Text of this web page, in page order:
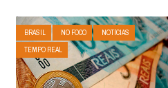
BRASIL NO FOCO
NOTÍCIAS
TEMPO REAL